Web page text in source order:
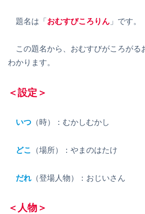
題名は「 おむすびころりん 」です。
この題名から、おむすびがころがる
わかります。
＜設定＞
いつ （時）：むかしむかし
どこ （場所）：やまのはたけ
だれ （登場人物）：おじいさん
＜人物＞